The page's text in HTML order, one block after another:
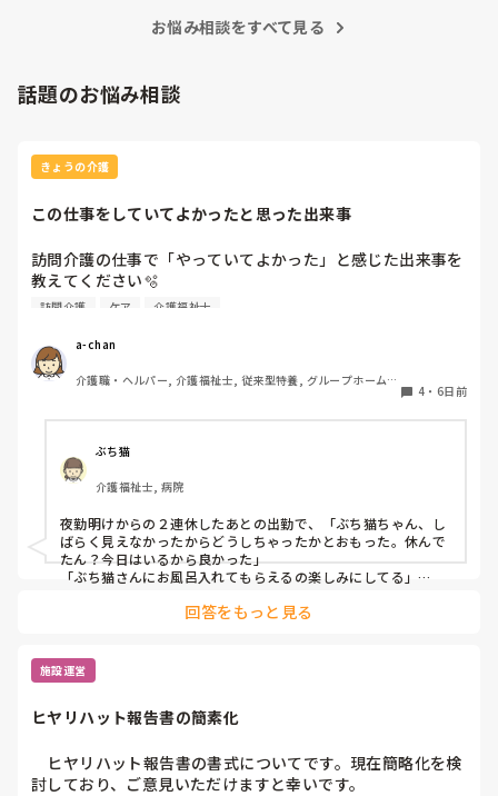
お悩み相談をすべて見る
話題のお悩み相談
きょうの介護
この仕事をしていてよかったと思った出来事
訪問介護の仕事で「やっていてよかった」と感じた出来事を
教えてください🫧
行きたくないな…」と感じることはあります。
そんなときに「この仕事をやっていてよかった」と思えた出
来事を思い浮かべたら前向きな気持ちで出勤できるかな？と
皆さんが訪問介護の仕事で「やっていてよかった」と感じた
エピソードがあれば、ぜひ教えてください。
訪問介護 ケア 介護福祉士
a-chan
介護職・ヘルパー, 介護福祉士, 従来型特養, グループホーム,
4 ・ 6日前
ぶち猫
介護福祉士, 病院
夜勤明けからの２連休したあとの出勤で、「ぶち猫ちゃん、し
ばらく見えなかったからどうしちゃったかとおもった。休んで
たん？今日はいるから良かった」
「ぶち猫さんにお風呂入れてもらえるの楽しみにしてる」
回答をもっと見る
施設運営
ヒヤリハット報告書の簡素化
ヒヤリハット報告書の書式についてです。現在簡略化を検
討しており、ご意見いただけますと幸いです。